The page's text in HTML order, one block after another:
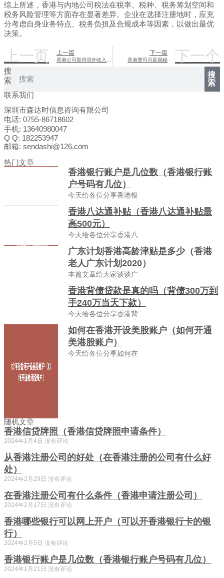
综上所述，香港与内地公司税法在税率、税种、税务筹划空间和
税务风险管理等方面存在显著差异。企业在选择注册地时，应充
分考虑自身业务特点、税务负担及合规成本等因素，以做出最优
决策。
上一页 上一篇 下一篇
香港警司月薪揭秘 下一个
搜
索
搜
索
联系我们
深圳市森达时信息咨询有限公司
电话: 0755-86718602
手机: 13640980047
Q Q: 182253947
邮箱: sendashi@126.com
热门文章
香港银行账户是几位数（香港银行账
户号码有几位）
今天给各位分享香港银
香港八达通补贴（香港八达通补贴最
高500元）
今天给各位分享香港八
广东计划香港高龄津贴是多少（香港
老人广东计划2020）
本篇文章给大家谈谈广
香港背债贷款是真的吗（背债300万到
手240万当天下款）
今天给各位分享香港背
如何在香港开设美股账户（如何开通
美港股账户）
今天给各位分享如何在
随机文章
香港信贷牌照（香港信贷牌照申请条件）
2024年1月4日 没有评论
从香港注册公司的好处（在香港注册的公司有什么好
处）
2024年2月29日 没有评论
在香港注册公司有什么条件（香港申请注册公司）
2024年2月17日 没有评论
香港哪些银行可以网上开户（可以开香港银行卡的银
行）
2024年2月5日 没有评论
香港银行账户是几位数（香港银行账户号码有几位）
2024年1月21日 没有评论